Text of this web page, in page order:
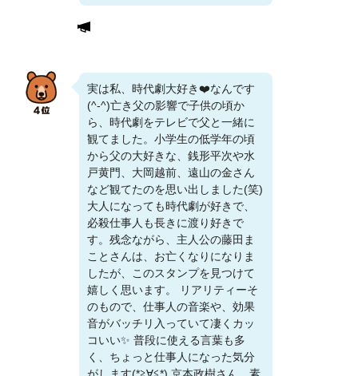
実は私、時代劇大好き❤️なんです
(^-^)亡き父の影響で子供の頃か
ら、時代劇をテレビで父と一緒に
観てました。小学生の低学年の頃
から父の大好きな、銭形平次や水
戸黄門、大岡越前、遠山の金さん
など観てたのを思い出しました(笑)
大人になっても時代劇が好きで、
必殺仕事人も長きに渡り好きで
す。残念ながら、主人公の藤田ま
ことさんは、お亡くなりになりま
したが、このスタンプを見つけて
嬉しく思います。 リアリティーそ
のもので、仕事人の音楽や、効果
音がバッチリ入っていて凄くカッ
コいい✨ 普段に使える言葉も多
く、ちょっと仕事人になった気分